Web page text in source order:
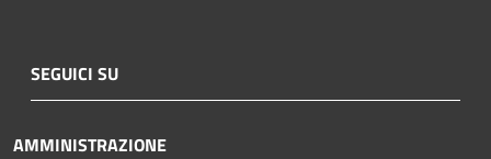
SEGUICI SU
AMMINISTRAZIONE